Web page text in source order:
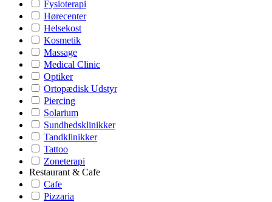
Fysioterapi
Hørecenter
Helsekost
Kosmetik
Massage
Medical Clinic
Optiker
Ortopædisk Udstyr
Piercing
Solarium
Sundhedsklinikker
Tandklinikker
Tattoo
Zoneterapi
Restaurant & Cafe
Cafe
Pizzaria